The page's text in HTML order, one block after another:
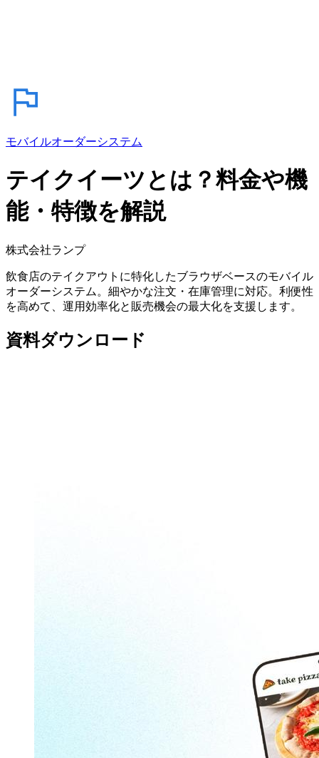
モバイルオーダーシステム
テイクイーツとは？料金や機
能・特徴を解説
株式会社ランプ
飲食店のテイクアウトに特化したブラウザベースのモバイル
オーダーシステム。細やかな注文・在庫管理に対応。利便性
を高めて、運用効率化と販売機会の最大化を支援します。
資料ダウンロード